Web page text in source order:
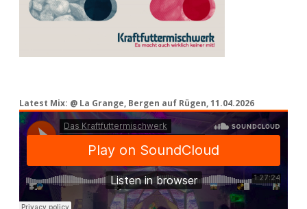
Latest Mix: @ La Grange, Bergen auf Rügen, 11.04.2026